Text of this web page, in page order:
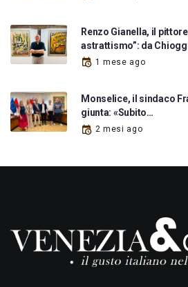
Renzo Gianella, il
astrattismo”: da
1 mese ago
Monselice, il sindaco
giunta: «Subito…
2 mesi ago